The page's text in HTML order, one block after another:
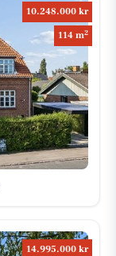
10.248.000 kr
114 m2
14.995.000 kr